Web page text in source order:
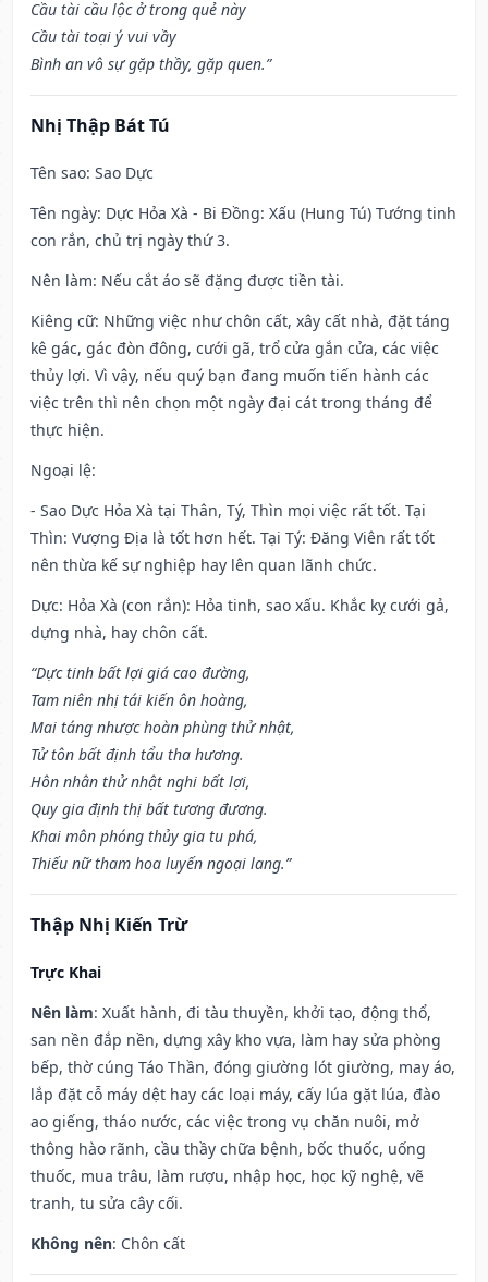
Cầu tài cầu lộc ở trong quẻ này
Cầu tài toại ý vui vầy
Bình an vô sự gặp thầy, gặp quen.”
Nhị Thập Bát Tú
Tên sao: Sao Dực
Tên ngày: Dực Hỏa Xà - Bi Đồng: Xấu (Hung Tú) Tướng tinh
con rắn, chủ trị ngày thứ 3.
Nên làm: Nếu cắt áo sẽ đặng được tiền tài.
Kiêng cữ: Những việc như chôn cất, xây cất nhà, đặt táng
kê gác, gác đòn đông, cưới gã, trổ cửa gắn cửa, các việc
thủy lợi. Vì vậy, nếu quý bạn đang muốn tiến hành các
việc trên thì nên chọn một ngày đại cát trong tháng để
thực hiện.
Ngoại lệ:
- Sao Dực Hỏa Xà tại Thân, Tý, Thìn mọi việc rất tốt. Tại
Thìn: Vượng Địa là tốt hơn hết. Tại Tý: Đăng Viên rất tốt
nên thừa kế sự nghiệp hay lên quan lãnh chức.
Dực: Hỏa Xà (con rắn): Hỏa tinh, sao xấu. Khắc kỵ cưới gả,
dựng nhà, hay chôn cất.
“Dực tinh bất lợi giá cao đường,
Tam niên nhị tái kiến ôn hoàng,
Mai táng nhược hoàn phùng thử nhật,
Tử tôn bất định tẩu tha hương.
Hôn nhân thử nhật nghi bất lợi,
Quy gia định thị bất tương đương.
Khai môn phóng thủy gia tu phá,
Thiếu nữ tham hoa luyến ngoại lang.”
Thập Nhị Kiến Trừ
Trực Khai
Nên làm: Xuất hành, đi tàu thuyền, khởi tạo, động thổ,
san nền đắp nền, dựng xây kho vựa, làm hay sửa phòng
bếp, thờ cúng Táo Thần, đóng giường lót giường, may áo,
lắp đặt cỗ máy dệt hay các loại máy, cấy lúa gặt lúa, đào
ao giếng, tháo nước, các việc trong vụ chăn nuôi, mở
thông hào rãnh, cầu thầy chữa bệnh, bốc thuốc, uống
thuốc, mua trâu, làm rượu, nhập học, học kỹ nghệ, vẽ
tranh, tu sửa cây cối.
Không nên: Chôn cất